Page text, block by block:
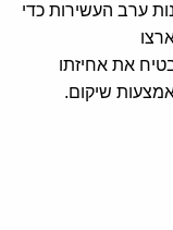
ערב העשירות כדי
את אחיזתו
שיקום.